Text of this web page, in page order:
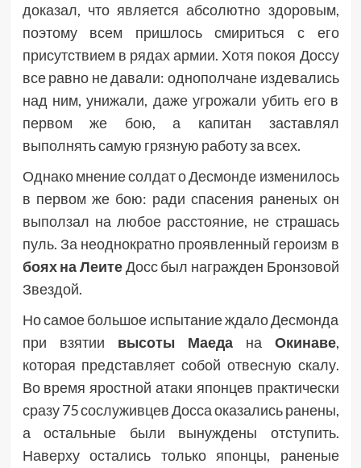
доказал, что является абсолютно здоровым,
поэтому всем пришлось смириться с его
присутствием в рядах армии. Хотя покоя Доссу
все равно не давали: однополчане издевались
над ним, унижали, даже угрожали убить его в
первом же бою, а капитан заставлял
выполнять самую грязную работу за всех.
Однако мнение солдат о Десмонде изменилось
в первом же бою: ради спасения раненых он
выползал на любое расстояние, не страшась
пуль. За неоднократно проявленный героизм в
боях на ЛеитеДосс был награжден Бронзовой
Звездой.
Но самое большое испытание ждало Десмонда
при взятии высоты Маедана Окинаве,
которая представляет собой отвесную скалу.
Во время яростной атаки японцев практически
сразу 75 сослуживцев Досса оказались ранены,
а остальные были вынуждены отступить.
Наверху остались только японцы, раненые